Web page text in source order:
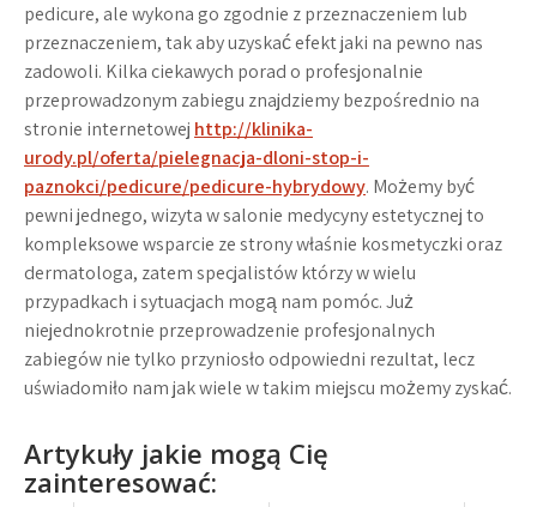
pedicure, ale wykona go zgodnie z przeznaczeniem lub
przeznaczeniem, tak aby uzyskać efekt jaki na pewno nas
zadowoli. Kilka ciekawych porad o profesjonalnie
przeprowadzonym zabiegu znajdziemy bezpośrednio na
stronie internetowej http://klinika-
urody.pl/oferta/pielegnacja-dloni-stop-i-
paznokci/pedicure/pedicure-hybrydowy. Możemy być
pewni jednego, wizyta w salonie medycyny estetycznej to
kompleksowe wsparcie ze strony właśnie kosmetyczki oraz
dermatologa, zatem specjalistów którzy w wielu
przypadkach i sytuacjach mogą nam pomóc. Już
niejednokrotnie przeprowadzenie profesjonalnych
zabiegów nie tylko przyniosło odpowiedni rezultat, lecz
uświadomiło nam jak wiele w takim miejscu możemy zyskać.
Artykuły jakie mogą Cię
zainteresować: